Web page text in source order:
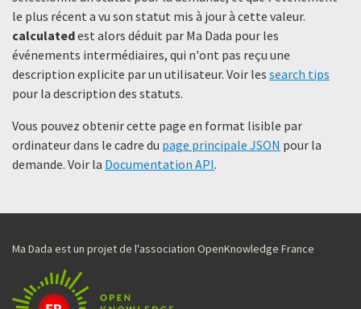
le plus récent a vu son statut mis à jour à cette valeur.
calculatedest alors déduit par Ma Dada pour les
événements intermédiaires, qui n'ont pas reçu une
description explicite par un utilisateur. Voir les search tips
pour la description des statuts.
Vous pouvez obtenir cette page en format lisible par
ordinateur dans le cadre du page principale JSON pour la
demande. Voir la Documentation API.
Ma Dada est un projet de l'association OpenKnowledge France